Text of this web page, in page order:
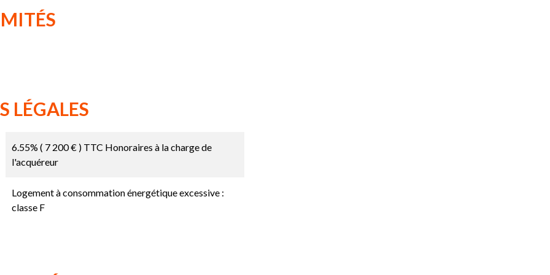
LÉGALES
6.55% ( 7 200 € ) TTC Honoraires à la charge de
l'acquéreur
Logement à consommation énergétique excessive :
classe F